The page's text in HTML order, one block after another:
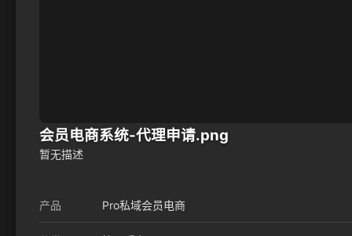
会员电商系统-代理申请.png
暂无描述
产品 Pro私域会员电商